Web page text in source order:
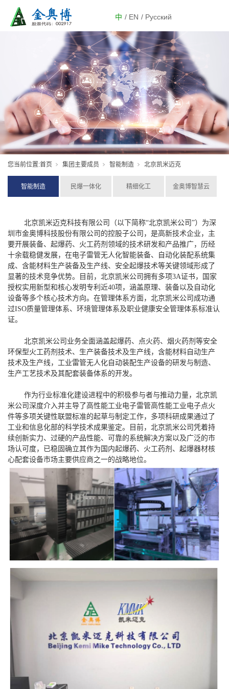
/ Русский
/ EN
中
您当前位置:首页 集团主要成员 智能制造 北京凯米迈克
智能制造 民爆一体化 精细化工 金奥博智慧云
北京凯米迈克科技有限公司（以下简称“北京凯米公司”）为深
圳市金奥博科技股份有限公司的控股子公司，是高新技术企业，主
要开展装备、起爆药、火工药剂领域的技术研发和产品推广，历经
十余载稳健发展，在电子雷管无人化智能装备、自动化装配系统集
成、含能材料生产装备及生产线、安全起爆技术等关键领域形成了
显著的技术竞争优势。目前，北京凯米公司拥有多项3A证书，国家
授权实用新型和核心发明专利 近40项，涵盖原理、装备以及自动化
设备等多个核心技术方向。在管理体系方面，北京凯米公司成功通
过ISO质量管理体系、环境管理体系及职业健康安全管理体系标准认
证。
北京凯米公司业务全面涵盖起爆药、点火药、烟火药剂等安全
环保型火工药剂技术、生产装备技术及生产线，含能材料自动生产
技术及生产线，工业雷管无人化自动装配生产设备的研发与制造、
生产工艺技术及其配套装备体系的开发。
作为行业标准化建设进程中的积极参与者与推动力量，北京凯
米公司深度介入并主导了高性能工业电子雷管高性能工业电子点火
件等多项关键性联盟标准的起草与制定工作，多项科研成果通过了
工业和信息化部的科学技术成果鉴定。目前，北京凯米公司凭着持
续创新实力、过硬的产品性能、可靠的系统解决方案以及广泛的市
场认可度，已稳固确立其作为国内起爆药、火工药剂、起爆器材核
心配套设备市场主要供应商之一的战略地位。